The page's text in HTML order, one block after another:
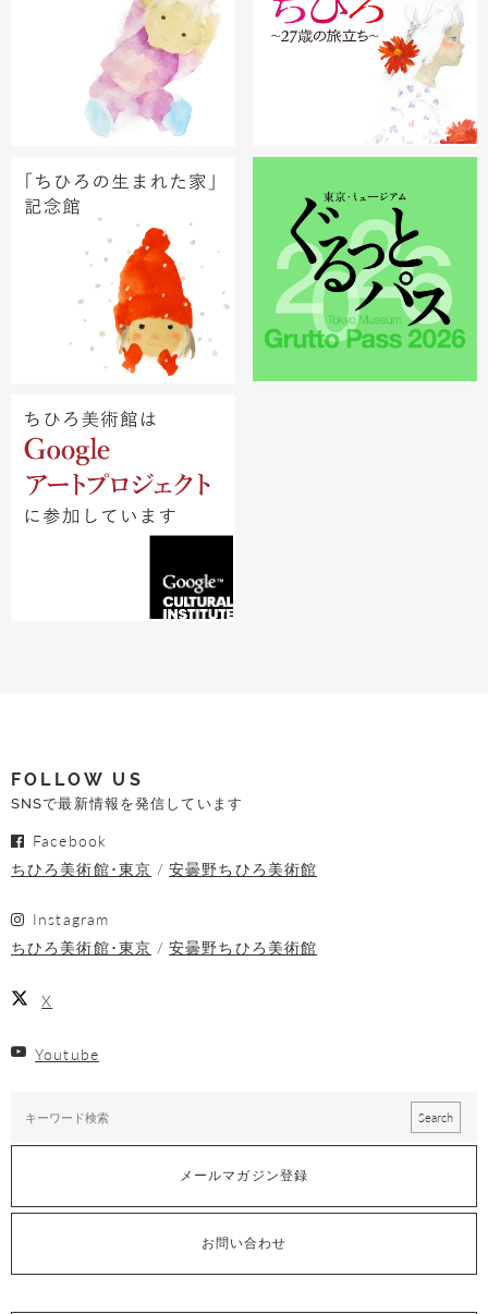
FOLLOW US
SNSで最新情報を発信しています
Facebook
ちひろ美術館･東京
安曇野ちひろ美術館
Instagram
ちひろ美術館･東京
安曇野ちひろ美術館
X
Youtube
メールマガジン登録
お問い合わせ